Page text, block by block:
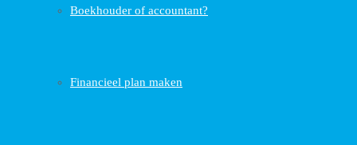
Boekhouder of accountant?
Financieel plan maken